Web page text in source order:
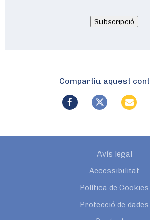
Subscripció
Compartiu aquest
Avís legal
Accessibilitat
Política de Cookies
Protecció de dades